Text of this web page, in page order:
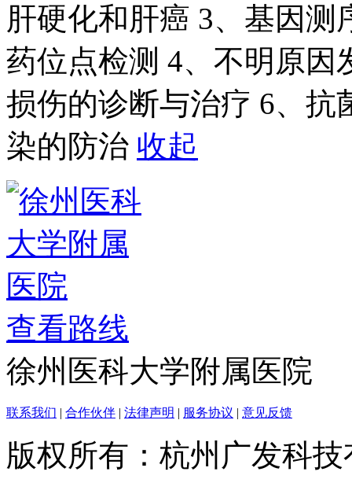
肝硬化和肝癌 3、基因
药位点检测 4、不明原因
损伤的诊断与治疗 6、抗
染的防治 收起
查看路线
徐州医科大学附属医院
联系我们 | 合作伙伴 | 法律声明 | 服务协议 | 意见反馈
版权所有：杭州广发科